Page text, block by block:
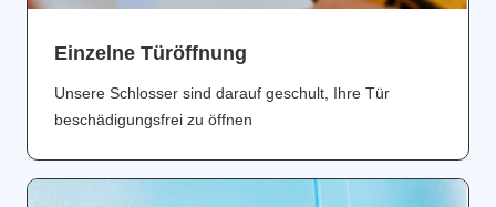
Einzelne Türöffnung
Unsere Schlosser sind darauf geschult, Ihre Tür
beschädigungsfrei zu öffnen